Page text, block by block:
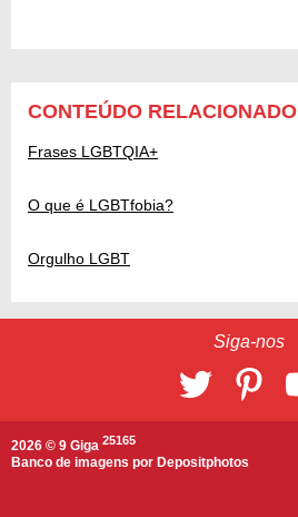
CONTEÚDO RELACIONADO
Frases LGBTQIA+
O que é LGBTfobia?
Orgulho LGBT
Siga-nos
2026 © 9 Giga 25165
Banco de imagens por Depositphotos